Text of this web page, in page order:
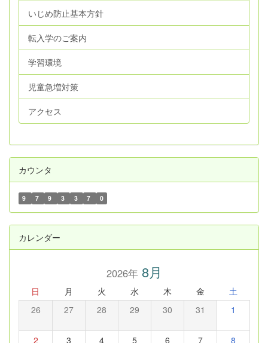
いじめ防止基本方針
転入学のご案内
学習環境
児童急増対策
アクセス
カウンタ
9 7 9 3 3 7 0
カレンダー
2026年8月
日 月 火 水 木 金 土
26 27 28 29 30 31 1
2 3 4 5 6 7 8